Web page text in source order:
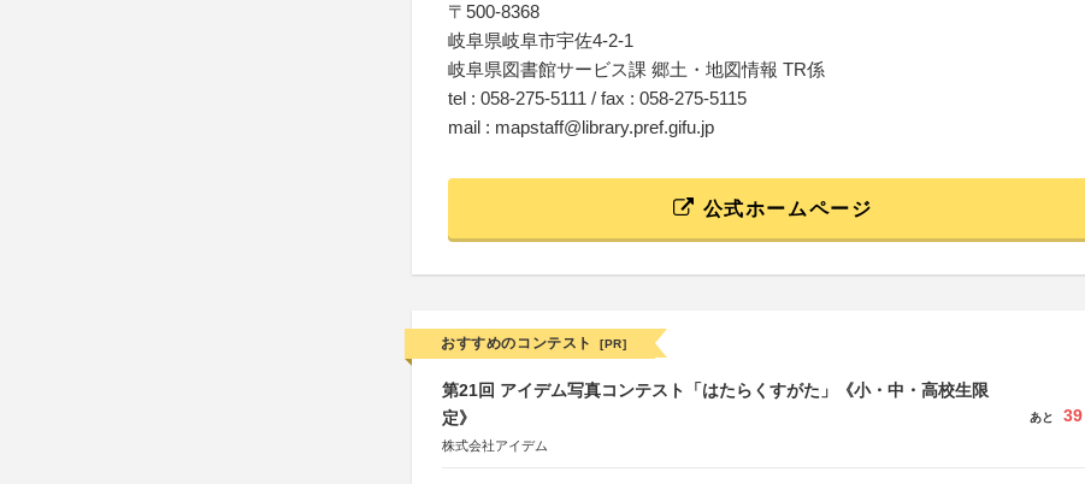
〒500-8368
岐阜県岐阜市宇佐4-2-1
岐阜県図書館サービス課 郷土・地図情報 TR係
tel : 058-275-5111 / fax : 058-275-5115
mail : mapstaff@library.pref.gifu.jp
公式ホームページ
おすすめのコンテスト [PR]
第21回 アイデム写真コンテスト「はたらくすがた」《小・中・高校生限
定》
株式会社アイデム
あと 39